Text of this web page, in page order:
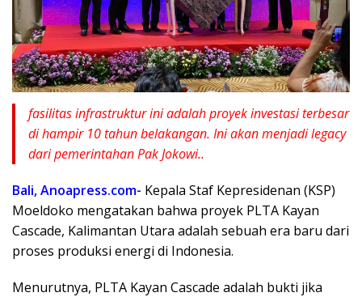
fasilitas infrastruktur ini adalah proyek investasi terbesar
di hampir 10 tahun belakangan. Ini akan menjadi legacy
dari pemerintahan Pak Jokowi..
Bali, Anoapress.com- Kepala Staf Kepresidenan (KSP)
Moeldoko mengatakan bahwa proyek PLTA Kayan
Cascade, Kalimantan Utara adalah sebuah era baru dari
proses produksi energi di Indonesia.
Menurutnya, PLTA Kayan Cascade adalah bukti jika